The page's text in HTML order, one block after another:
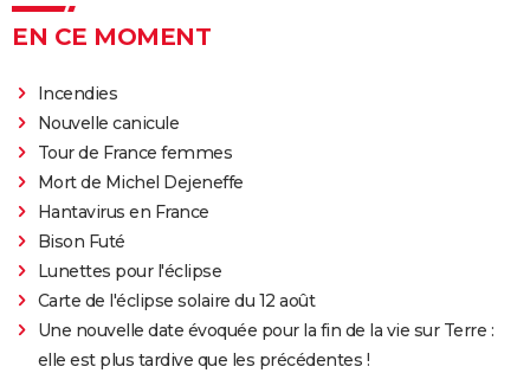
Almodóvar ? Ce qu'en disent les critiques presse
The Whale
Le Comte de Monte-Cristo : le film avec Pierre Niney
est-il inspiré d'une histoire vraie ?
Juré n°2 : s'agit-il (véritablement) du dernier film de
Clint Eastwood ?
Le Parrain
Il était une fois en Amérique
Peter von Kant
Nomadland : synopsis, casting, Oscars, photos,
streaming, avis...
EN CE MOMENT
Incendies
Nouvelle canicule
Tour de France femmes
Mort de Michel Dejeneffe
Hantavirus en France
Bison Futé
Lunettes pour l'éclipse
Carte de l'éclipse solaire du 12 août
Une nouvelle date évoquée pour la fin de la vie sur Terre :
elle est plus tardive que les précédentes !